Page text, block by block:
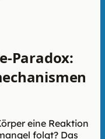
Paradox:
eine Reaktion
folgt? Das